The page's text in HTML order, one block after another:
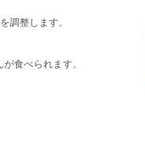
調整します。
食べられます。